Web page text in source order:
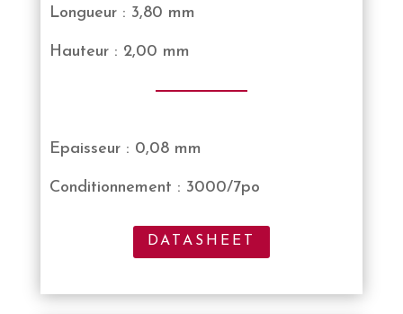
Longueur : 3,80 mm
Hauteur : 2,00 mm
Epaisseur : 0,08 mm
Conditionnement : 3000/7po
DATASHEET